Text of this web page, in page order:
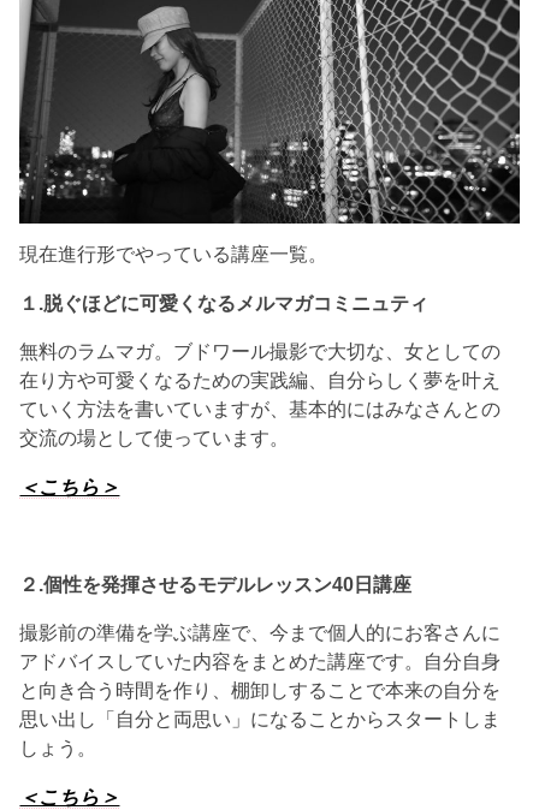
現在進行形でやっている講座一覧。
１.脱ぐほどに可愛くなるメルマガコミニュティ
無料のラムマガ。ブドワール撮影で大切な、女としての
在り方や可愛くなるための実践編、自分らしく夢を叶え
ていく方法を書いていますが、基本的にはみなさんとの
交流の場として使っています。
＜こちら＞
２.個性を発揮させるモデルレッスン40日講座
撮影前の準備を学ぶ講座で、今まで個人的にお客さんに
アドバイスしていた内容をまとめた講座です。自分自身
と向き合う時間を作り、棚卸しすることで本来の自分を
思い出し「自分と両思い」になることからスタートしま
しょう。
＜こちら＞